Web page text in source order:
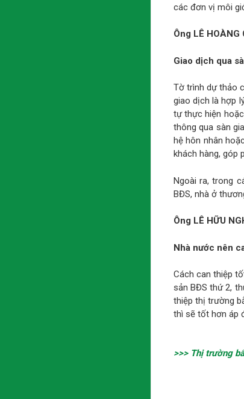
các đơn vị môi
Ông LÊ
Giao dịch qua
Tờ trình dự thảo
giao dịch là hợp
tự thực hiện
thông qua sàn
hệ hôn nhân
khách hàng, góp
Ngoài ra, trong
BĐS, nhà ở
Ông LÊ HỮU
Nhà nước nên
Cách can thiệp
sản BĐS thứ 2,
thiệp thị trường
thì sẽ tốt hơn áp
>>> Thị trường